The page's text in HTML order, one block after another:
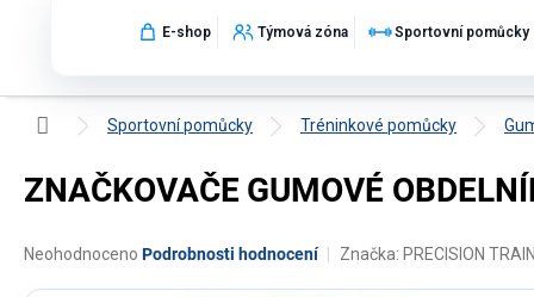
E-shop Týmová zóna Sportovní pomůcky
Domů Sportovní pomůcky Tréninkové pomůcky
ZNAČKOVAČE GUMOVÉ
Průměrné
Neohodnoceno Podrobnosti hodnocení Značka: PRECISION